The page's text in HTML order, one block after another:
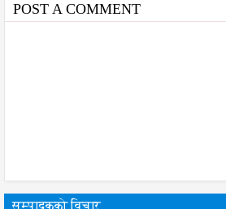
POST A COMMENT
सम्पादकको विचार